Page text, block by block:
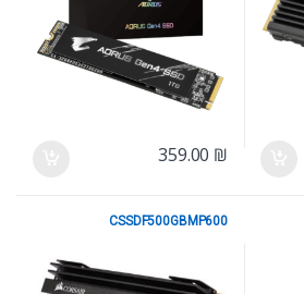
359.00 ₪
CSSDF500GBMP600